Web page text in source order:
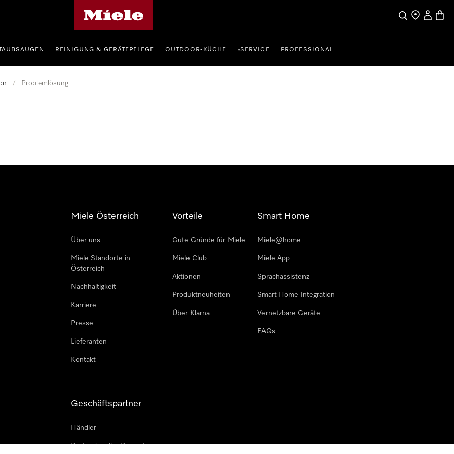
SucheHändlersuche
REINIGUNG & GERÄTEPFLEGE OUTDOOR-KÜCHE •SERVICE PROFESSIONAL
/ Problemlösung
Miele Österreich
Über uns
Miele Standorte in
Österreich
Nachhaltigkeit
Karriere
Presse
Lieferanten
Kontakt
Vorteile
Gute Gründe für Miele
Miele Club
Aktionen
Produktneuheiten
Über Klarna
Smart Home
Miele@home
Miele App
Sprachassistenz
Smart Home Integration
Vernetzbare Geräte
FAQs
Geschäftspartner
Händler
Professioneller Reparateur